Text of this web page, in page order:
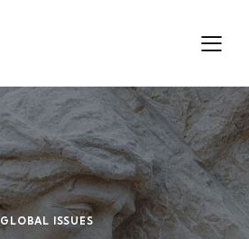
GLOBAL ISSUES